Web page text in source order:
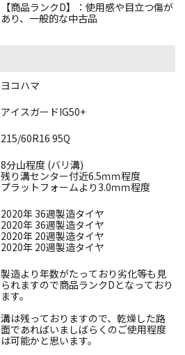
【商品ランクD】：使用感や目立つ傷が
あり、一般的な中古品
ヨコハマ
アイスガードIG50+
215/60R16 95Q
8分山程度 (バリ溝)
残り溝センター付近6.5ｍｍ程度
プラットフォームより3.0ｍｍ程度
2020年 36週製造タイヤ
2020年 36週製造タイヤ
2020年 20週製造タイヤ
2020年 20週製造タイヤ
製造より年数がたっており劣化等も見
られますので商品ランクDとなっており
ます。
溝は残っておりますので、乾燥した路
面であればいましばらくのご使用程度
は可能かと思います。